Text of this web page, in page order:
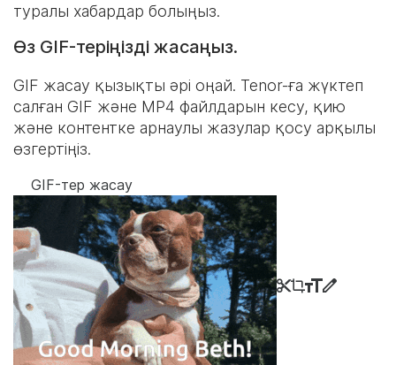
туралы хабардар болыңыз.
Өз GIF-теріңізді жасаңыз.
GIF жасау қызықты әрі оңай. Tenor-ға жүктеп
салған GIF және MP4 файлдарын кесу, қию
және контентке арнаулы жазулар қосу арқылы
өзгертіңіз.
GIF-тер жасау